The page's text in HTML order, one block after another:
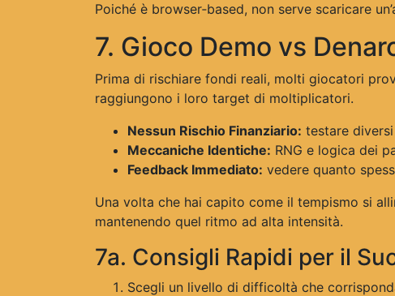
Poiché è browser‑based, non serve scaricare
7. Gioco Demo vs
Prima di rischiare fondi reali, molti giocatori
raggiungono i loro target di moltiplicatori.
Nessun Rischio Finanziario: testare
Meccaniche Identiche: RNG e logica dei
Feedback Immediato: vedere quanto
Una volta che hai capito come il tempismo si
mantenendo quel ritmo ad alta intensità.
7a. Consigli Rapidi per il
Scegli un livello di difficoltà che